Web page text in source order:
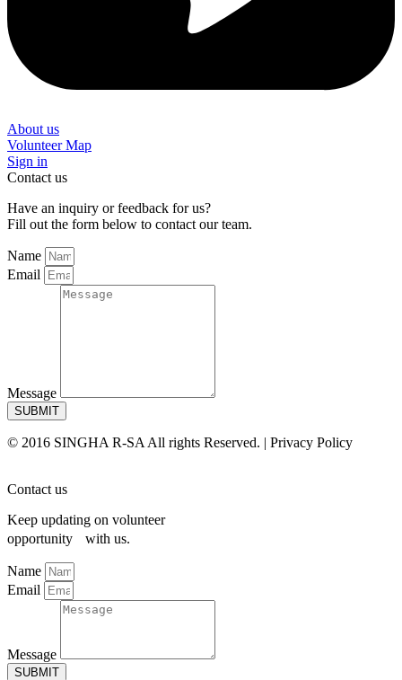
About us
Volunteer Map
Sign in
Contact us
Have an inquiry or feedback for us?
Fill out the form below to contact our team.
Name
Email
Message
SUBMIT
© 2016 SINGHA R-SA All rights Reserved. | Privacy Policy
Contact us
Keep updating on volunteer
opportunity with us.
Name
Email
Message
SUBMIT